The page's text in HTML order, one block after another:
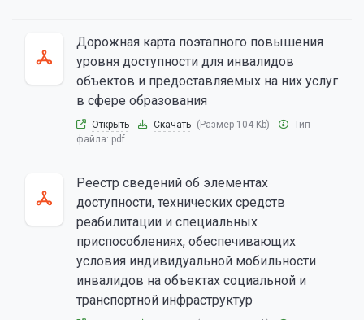
Дорожная карта поэтапного повышения
уровня доступности для инвалидов
объектов и предоставляемых на них услуг
в сфере образования
Открыть Скачать (Размер 104 Kb)
Тип
файла: pdf
Реестр сведений об элементах
доступности, технических средств
реабилитации и специальных
приспособлениях, обеспечивающих
условия индивидуальной мобильности
инвалидов на объектах социальной и
транспортной инфраструктур